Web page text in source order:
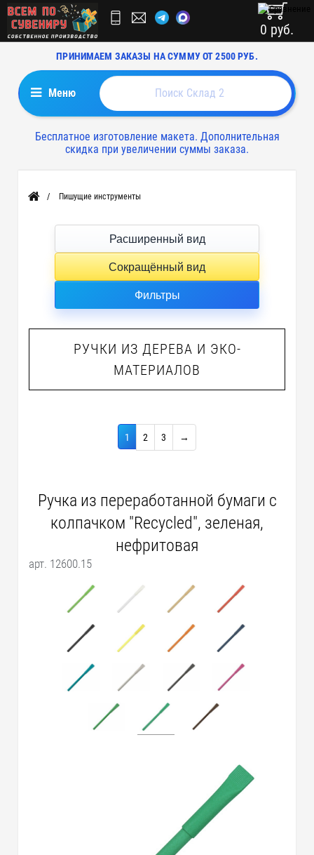
ПРИНИМАЕМ ЗАКАЗЫ НА СУММУ ОТ 2500 РУБ.
0 руб.
Меню
Бесплатное изготовление макета. Дополнительная
скидка при увеличении суммы заказа.
Главная Пишущие инструменты
Расширенный вид
Сокращённый вид
Фильтры
РУЧКИ ИЗ ДЕРЕВА И ЭКО-
МАТЕРИАЛОВ
1 2 3 →
Ручка из переработанной бумаги с
колпачком "Recycled", зеленая,
нефритовая
арт. 12600.15